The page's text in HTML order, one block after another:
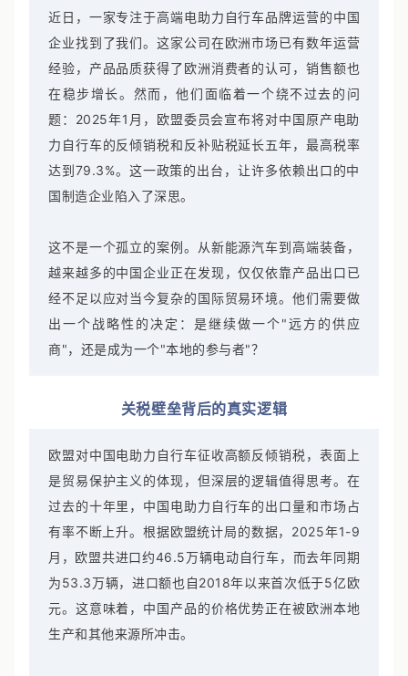
引言
近日，一家专注于高端电助力自行车品牌运营的中国
企业找到了我们。这家公司在欧洲市场已有数年运营
经验，产品品质获得了欧洲消费者的认可，销售额也
在稳步增长。然而，他们面临着一个绕不过去的问
题：2025年1月，欧盟委员会宣布将对中国原产电助
力自行车的反倾销税和反补贴税延长五年，最高税率
达到79.3%。这一政策的出台，让许多依赖出口的中
这不是一个孤立的案例。从新能源汽车到高端装备，
越来越多的中国企业正在发现，仅仅依靠产品出口已
经不足以应对当今复杂的国际贸易环境。他们需要做
出一个战略性的决定：是继续做一个"远方的供应
欧盟对中国电助力自行车征收高额反倾销税，表面上
是贸易保护主义的体现，但深层的逻辑值得思考。在
过去的十年里，中国电助力自行车的出口量和市场占
有率不断上升。根据欧盟统计局的数据，2025年1-9
月，欧盟共进口约46.5万辆电动自行车，而去年同期
为53.3万辆，进口额也自2018年以来首次低于5亿欧
元。这意味着，中国产品的价格优势正在被欧洲本地